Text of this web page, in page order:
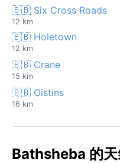
🇧🇧 Six Cross Roads
12 km
🇧🇧 Holetown
12 km
🇧🇧 Crane
15 km
🇧🇧 Oistins
16 km
Bathsheba 的